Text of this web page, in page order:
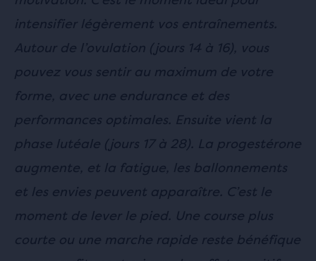
intensifier légèrement vos entraînements.
Autour de l’ovulation (jours 14 à 16), vous
pouvez vous sentir au maximum de votre
forme, avec une endurance et des
performances optimales. Ensuite vient la
phase lutéale (jours 17 à 28). La progestérone
augmente, et la fatigue, les ballonnements
et les envies peuvent apparaître. C’est le
moment de lever le pied. Une course plus
courte ou une marche rapide reste bénéfique